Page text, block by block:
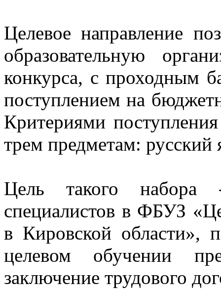
Целевое направление
образовательную
конкурса, с проходным
поступлением на
Критериями
трем предметам:
Цель такого набора
специалистов в ФБУЗ
в Кировской области»,
целевом обучении
заключение трудового